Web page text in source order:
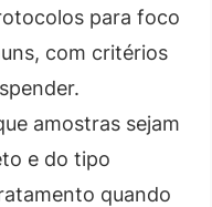
para foco
com critérios
amostras sejam
e do tipo
quando